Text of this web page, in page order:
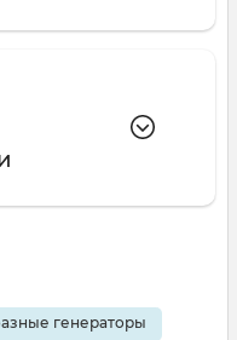
генераторы